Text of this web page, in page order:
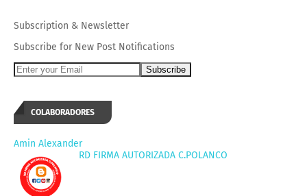
Subscription & Newsletter
Subscribe for New Post Notifications
COLABORADORES
Amin Alexander
RD FIRMA AUTORIZADA C.POLANCO